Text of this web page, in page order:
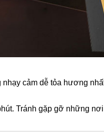
cảm dễ tỏa hương
Tránh gặp gỡ những